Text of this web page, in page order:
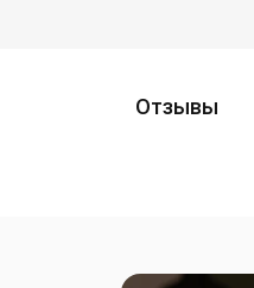
Отзывы